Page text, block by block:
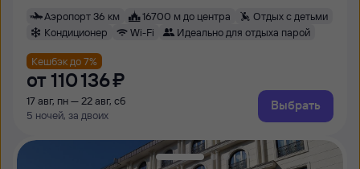
Аэропорт 36 км 16700 м до центра
Отдых с детьми
Кондиционер
Wi-Fi Идеально для отдыха парой
Кешбэк до 7%
от 110 ⁠136 ⁠₽
17 авг, пн — 22 авг, сб
5 ночей, за двоих
Выбрать